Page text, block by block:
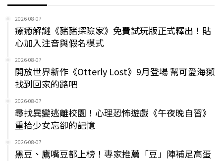
2026-08-07
療癒解謎《豬豬探險家》免費試玩版正式釋出！貼
心加入注音與假名模式
2026-08-07
開放世界新作《Otterly Lost》9月登場 幫可愛海獺
找到回家的路吧
2026-08-07
尋找異變逃離校園！心理恐怖遊戲《午夜晚自習》
重拾少女忘卻的記憶
2026-08-07
黑豆、鷹嘴豆都上榜！專家推薦「豆」陣補足高蛋